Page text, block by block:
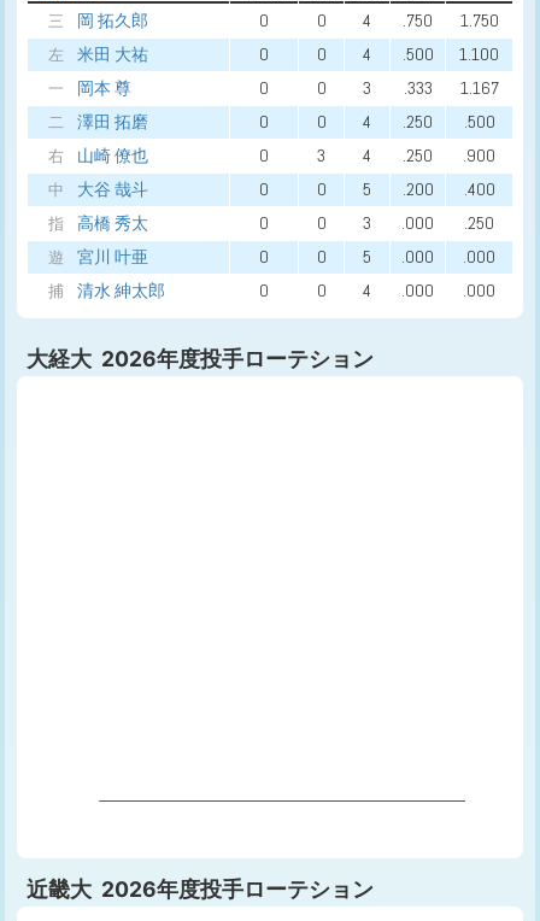
三
岡 拓久郎 0 0 4 .750 1.750
左 米田 大祐 0 0 4 .500 1.100
一 岡本 尊 0 0 3 .333 1.167
二 澤田 拓磨 0 0 4 .250 .500
右 山崎 僚也 0 3 4 .250 .900
中 大谷 哉斗 0 0 5 .200 .400
指 高橋 秀太 0 0 3 .000 .250
遊 宮川 叶亜 0 0 5 .000 .000
捕 清水 紳太郎 0 0 4 .000 .000
大経大 2026年度投手ローテション
近畿大 2026年度投手ローテション